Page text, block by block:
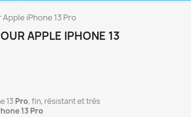
iPhone 13 Pro
APPLE IPHONE 13
13 Pro, fin, résistant et très
13 Pro